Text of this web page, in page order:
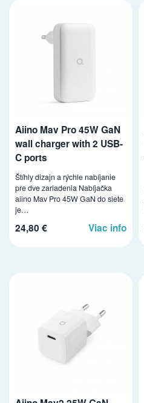
Aiino Mav Pro 45W GaN
wall charger with 2 USB-
C ports
Štíhly dizajn a rýchle nabíjanie
pre dve zariadenia Nabíjačka
aiino Mav Pro 45W GaN do siete
je…
24,80 € Viac info